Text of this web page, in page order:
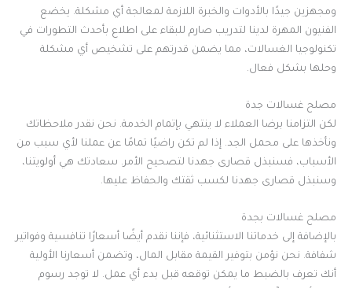
ومجهزين جيدًا بالأدوات والخبرة اللازمة لمعالجة أي مشكلة. يخضع
الفنيون المهرة لدينا لتدريب صارم للبقاء على اطلاع بأحدث التطورات في
تكنولوجيا الغسالات، مما يضمن قدرتهم على تشخيص أي مشكلة
وحلها بشكل فعال.
مصلح غسالات جدة
لكن التزامنا برضا العملاء لا ينتهي بإتمام الخدمة. نحن نقدر ملاحظاتك
ونأخذها على محمل الجد. إذا لم تكن راضيًا تمامًا عن عملنا لأي سبب من
الأسباب، فسنبذل قصارى جهدنا لتصحيح الأمر. سعادتك هي أولويتنا،
وسنبذل قصارى جهدنا لكسب ثقتك والحفاظ عليها.
مصلح غسالات بجدة
بالإضافة إلى خدماتنا الاستثنائية، فإننا نقدم أيضًا أسعارًا تنافسية وفواتير
شفافة. نحن نؤمن بتوفير القيمة مقابل المال، وتضمن أسعارنا الأولية
أنك تعرف بالضبط ما يمكن توقعه قبل بدء أي عمل. لا توجد رسوم